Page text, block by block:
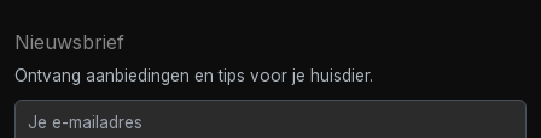
Nieuwsbrief
Ontvang aanbiedingen en tips voor je huisdier.